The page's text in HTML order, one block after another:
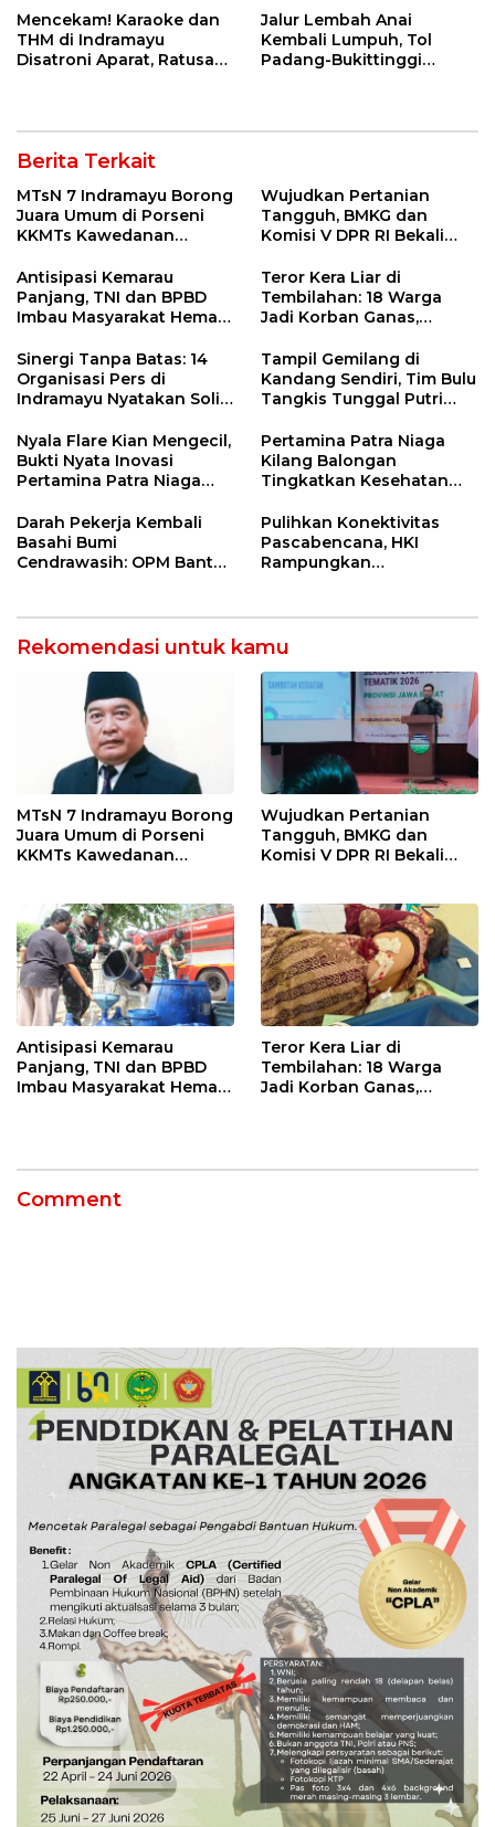
Mencekam! Karaoke dan
THM di Indramayu
Disatroni Aparat, Ratusan
Jalur Lembah Anai
Kembali Lumpuh, Tol
Padang-Bukittinggi
Berita Terkait
MTsN 7 Indramayu Borong
Juara Umum di Porseni
KKMTs Kawedanan
Wujudkan Pertanian
Tangguh, BMKG dan
Komisi V DPR RI Bekali
Sekolah Lapang Iklim
Antisipasi Kemarau
Panjang, TNI dan BPBD
Imbau Masyarakat Hemat
Kebakaran
Teror Kera Liar di
Tembilahan: 18 Warga
Jadi Korban Ganas,
12 Jahitan!
Sinergi Tanpa Batas: 14
Organisasi Pers di
Indramayu Nyatakan Solid
Tampil Gemilang di
Kandang Sendiri, Tim Bulu
Tangkis Tunggal Putri
Juara Porseni KKMTs
Jatibarang 2026
Nyala Flare Kian Mengecil,
Bukti Nyata Inovasi
Pertamina Patra Niaga
Net Zero Emission 2060
Pertamina Patra Niaga
Kilang Balongan
Tingkatkan Kesehatan
Pemeriksaan Kesehatan
Rutin dan Edukasi
Perawatan Gigi
Darah Pekerja Kembali
Basahi Bumi
Cendrawasih: OPM Bantai
Pulihkan Konektivitas
Pascabencana, HKI
Rampungkan
Rekomendasi untuk kamu
MTsN 7 Indramayu Borong
Juara Umum di Porseni
KKMTs Kawedanan
Wujudkan Pertanian
Tangguh, BMKG dan
Komisi V DPR RI Bekali
Antisipasi Kemarau
Panjang, TNI dan BPBD
Imbau Masyarakat Hemat
Teror Kera Liar di
Tembilahan: 18 Warga
Jadi Korban Ganas,
Comment